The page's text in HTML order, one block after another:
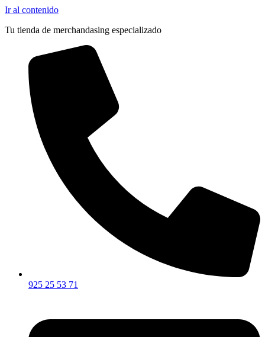
Ir al contenido
Tu tienda de merchandasing especializado
925 25 53 71